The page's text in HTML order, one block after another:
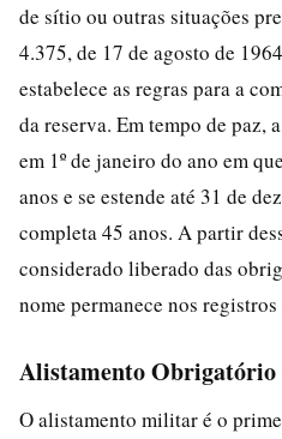
de sítio ou outras situações
4.375, de 17 de agosto de
estabelece as regras para a
da reserva. Em tempo de
em 1º de janeiro do ano em
anos e se estende até 31 de
completa 45 anos. A partir
considerado liberado das
nome permanece nos registros
Alistamento Obrigatório
O alistamento militar é o